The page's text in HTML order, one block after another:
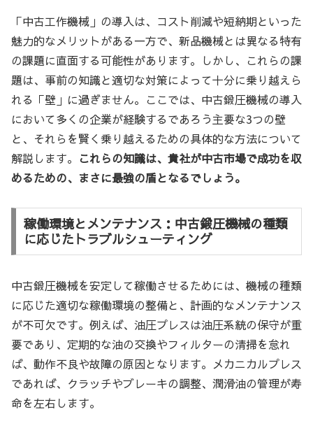
「中古工作機械」の導入は、コスト削減や短納期といった
魅力的なメリットがある一方で、新品機械とは異なる特有
の課題に直面する可能性があります。しかし、これらの課
題は、事前の知識と適切な対策によって十分に乗り越えら
れる「壁」に過ぎません。ここでは、中古鍛圧機械の導入
において多くの企業が経験するであろう主要な3つの壁
と、それらを賢く乗り越えるための具体的な方法について
解説します。 これらの知識は、貴社が中古市場で成功を収
めるための、まさに最強の盾となるでしょう。
稼働環境とメンテナンス：中古鍛圧機械の種類
に応じたトラブルシューティング
中古鍛圧機械を安定して稼働させるためには、機械の種類
に応じた適切な稼働環境の整備と、計画的なメンテナンス
が不可欠です。例えば、油圧プレスは油圧系統の保守が重
要であり、定期的な油の交換やフィルターの清掃を怠れ
ば、動作不良や故障の原因となります。メカニカルプレス
であれば、クラッチやブレーキの調整、潤滑油の管理が寿
命を左右します。